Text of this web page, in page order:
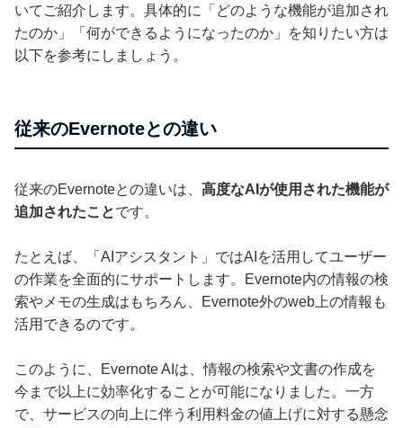
いてご紹介します。具体的に「どのような機能が追加され
たのか」「何ができるようになったのか」を知りたい方は
以下を参考にしましょう。
従来のEvernoteとの違い
従来のEvernoteとの違いは、 高度なAIが使用された機能が
追加されたことです。
たとえば、「AIアシスタント」ではAIを活用してユーザー
の作業を全面的にサポートします。Evernote内の情報の検
索やメモの生成はもちろん、Evernote外のweb上の情報も
活用できるのです。
このように、Evernote AIは、情報の検索や文書の作成を
今まで以上に効率化することが可能になりました。一方
で、サービスの向上に伴う利用料金の値上げに対する懸念